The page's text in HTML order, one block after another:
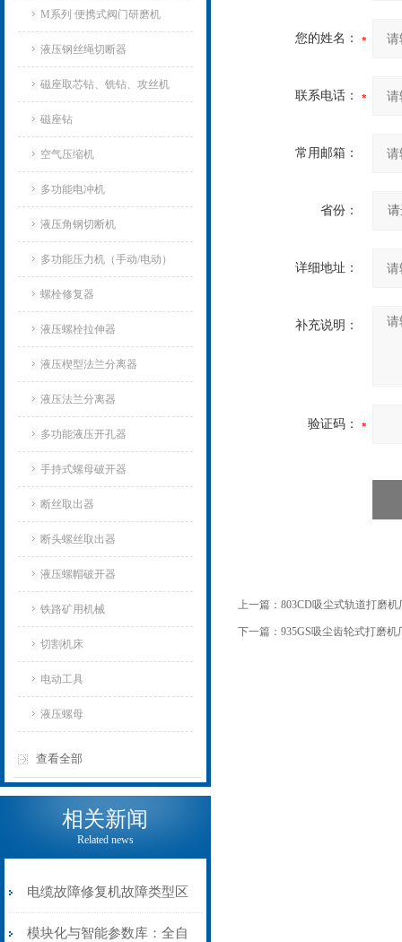
M系列 便携式阀门研磨机
液压钢丝绳切断器
磁座取芯钻、铣钻、攻丝机
磁座钻
空气压缩机
多功能电冲机
液压角钢切断机
多功能压力机（手动/电动）
螺栓修复器
液压螺栓拉伸器
液压楔型法兰分离器
液压法兰分离器
多功能液压开孔器
手持式螺母破开器
断丝取出器
断头螺丝取出器
液压螺帽破开器
铁路矿用机械
切割机床
电动工具
液压螺母
查看全部
相关新闻
Related news
电缆故障修复机故障类型区
分指南：从“绝缘电
模块化与智能参数库：全自
您的姓名：
联系电话：
常用邮箱：
省份：
详细地址：
补充说明：
验证码：
上一篇： 803CD吸尘式轨道打磨机
下一篇： 935GS吸尘齿轮式打磨机